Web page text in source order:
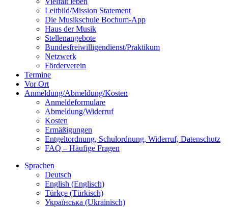
Leitbild/Mission Statement
Die Musikschule Bochum-App
Haus der Musik
Stellenangebote
Bundesfreiwilligendienst/Praktikum
Netzwerk
Förderverein
Termine
Vor Ort
Anmeldung/Abmeldung/Kosten
Anmeldeformulare
Abmeldung/Widerruf
Kosten
Ermäßigungen
Entgeltordnung, Schulordnung, Widerruf, Datenschutz
FAQ – Häufige Fragen
Sprachen
Deutsch
English (Englisch)
Türkçe (Türkisch)
Українська (Ukrainisch)